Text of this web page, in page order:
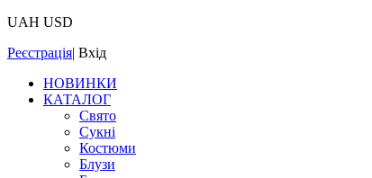
UAH USD
Реєстрація| Вхід
НОВИНКИ
КАТАЛОГ
Свято
Сукні
Костюми
Блузи